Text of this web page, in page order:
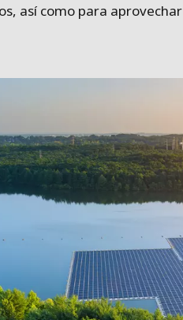
así como para aprovechar